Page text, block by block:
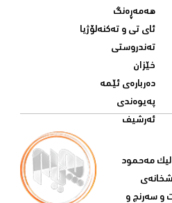
هەمەڕەنگ
ئای تی و تەکنەلۆژیا
تەندروستی
خێزان
دەربارەی ئێمە
پەیوەندی
ئەرشیف
مه‌حمود
و سه‌رنج و